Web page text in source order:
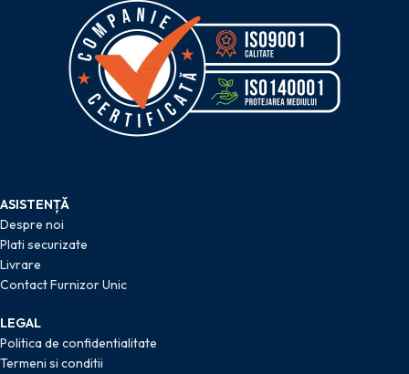
ASISTENȚĂ
Despre noi
Plati securizate
Livrare
Contact Furnizor Unic
LEGAL
Politica de confidentialitate
Termeni si conditii